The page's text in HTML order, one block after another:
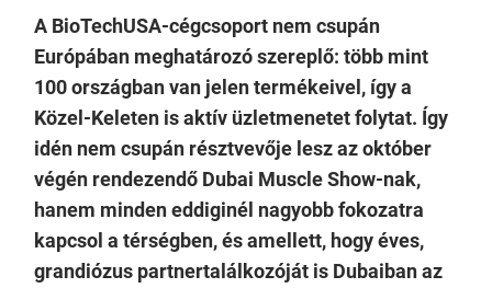
A BioTechUSA-cégcsoport nem csupán
Európában meghatározó szereplő: több mint
100 országban van jelen termékeivel, így a
Közel-Keleten is aktív üzletmenetet folytat. Így
idén nem csupán résztvevője lesz az október
végén rendezendő Dubai Muscle Show-nak,
hanem minden eddiginél nagyobb fokozatra
kapcsol a térségben, és amellett, hogy éves,
grandiózus partnertalálkozóját is Dubaiban az